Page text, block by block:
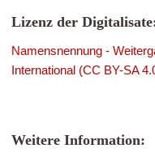
Lizenz der
Namensnennung -
International (CC BY-SA
Weitere Information: